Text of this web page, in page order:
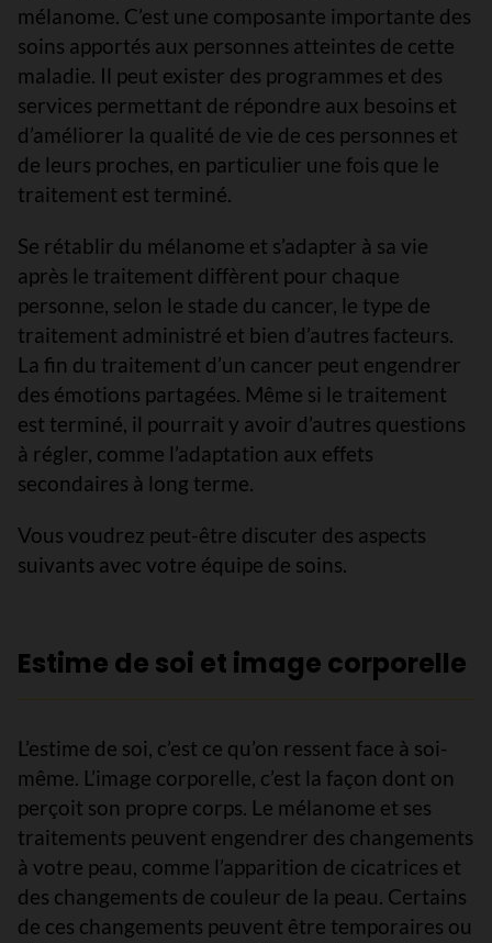
mélanome. C’est une composante importante des
soins apportés aux personnes atteintes de cette
maladie. Il peut exister des programmes et des
services permettant de répondre aux besoins et
d’améliorer la qualité de vie de ces personnes et
de leurs proches, en particulier une fois que le
traitement est terminé.
Se rétablir du mélanome et s’adapter à sa vie
après le traitement diffèrent pour chaque
personne, selon le stade du cancer, le type de
traitement administré et bien d’autres facteurs.
La fin du traitement d’un cancer peut engendrer
des émotions partagées. Même si le traitement
est terminé, il pourrait y avoir d’autres questions
à régler, comme l’adaptation aux effets
secondaires à long terme.
Vous voudrez peut-être discuter des aspects
suivants avec votre équipe de soins.
Estime de soi et image corporelle
L’estime de soi, c’est ce qu’on ressent face à soi-
même. L’image corporelle, c’est la façon dont on
perçoit son propre corps. Le mélanome et ses
traitements peuvent engendrer des changements
à votre peau, comme l’apparition de cicatrices et
des changements de couleur de la peau. Certains
de ces changements peuvent être temporaires ou